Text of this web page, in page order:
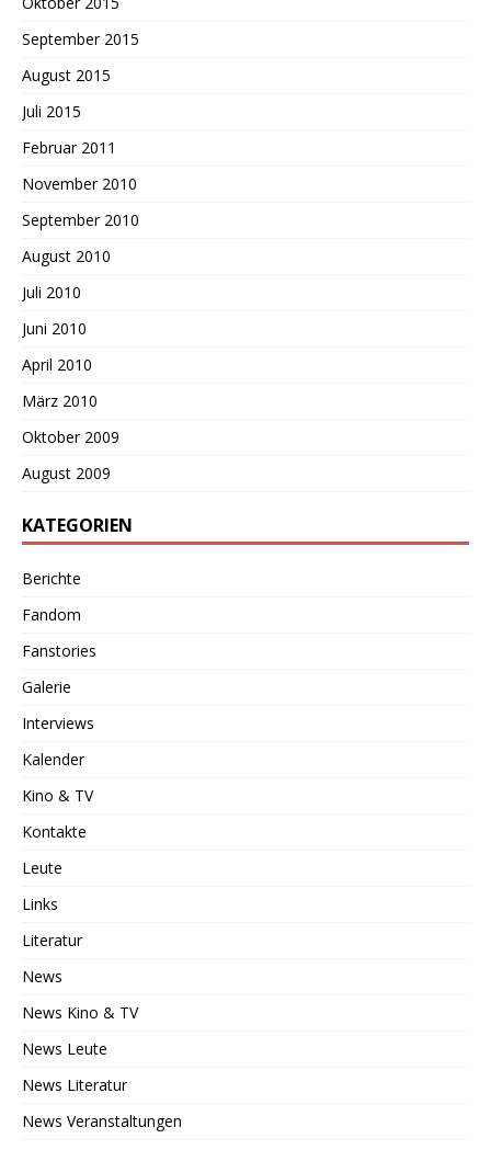
September 2015
August 2015
Juli 2015
Februar 2011
November 2010
September 2010
August 2010
Juli 2010
Juni 2010
April 2010
März 2010
Oktober 2009
August 2009
KATEGORIEN
Berichte
Fandom
Fanstories
Galerie
Interviews
Kalender
Kino & TV
Kontakte
Leute
Links
Literatur
News
News Kino & TV
News Leute
News Literatur
News Veranstaltungen